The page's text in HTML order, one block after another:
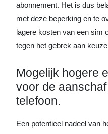
abonnement. Het is dus
met deze beperking en te
lagere kosten van een sim
tegen het gebrek aan
Mogelijk hogere
voor de
telefoon.
Een potentieel nadeel van